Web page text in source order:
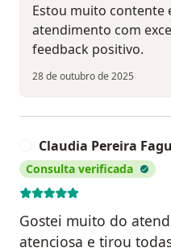
Estou muito contente
atendimento com
feedback positivo.
28 de outubro de 2025
Claudia Pereira
Consulta verificada
Gostei muito do
atenciosa e tirou